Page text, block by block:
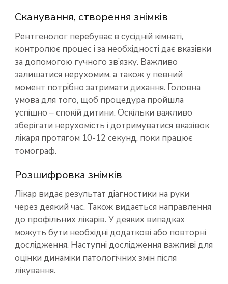
Сканування, створення знімків
Рентгенолог перебуває в сусідній кімнаті,
контролює процес і за необхідності дає вказівки
за допомогою гучного зв’язку. Важливо
залишатися нерухомим, а також у певний
момент потрібно затримати дихання. Головна
умова для того, щоб процедура пройшла
успішно – спокій дитини. Оскільки важливо
зберігати нерухомість і дотримуватися вказівок
лікаря протягом 10-12 секунд, поки працює
томограф.
Розшифровка знімків
Лікар видає результат діагностики на руки
через деякий час. Також видається направлення
до профільних лікарів. У деяких випадках
можуть бути необхідні додаткові або повторні
дослідження. Наступні дослідження важливі для
оцінки динаміки патологічних змін після
лікування.